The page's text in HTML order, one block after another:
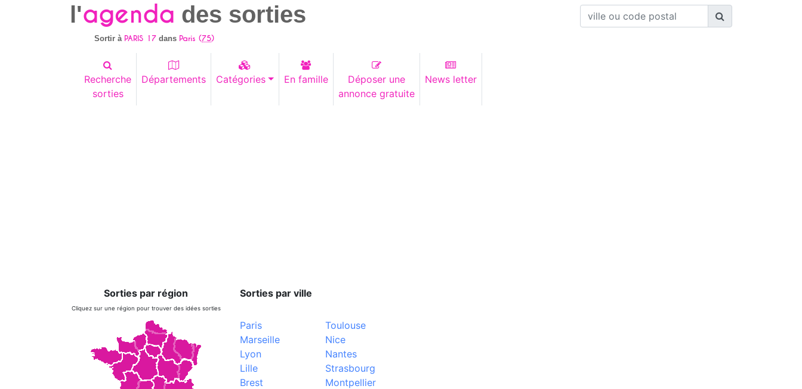
l'agenda des sorties
Sortir à PARIS 17 dans Paris (75)
Recherche
sorties
Départements Catégories En famille
Déposer une
annonce gratuite
News letter
Sorties par région
Cliquez sur une région pour trouver des idées sorties
Sorties par ville
Paris
Marseille
Lyon
Lille
Brest
Toulouse
Nice
Nantes
Strasbourg
Montpellier